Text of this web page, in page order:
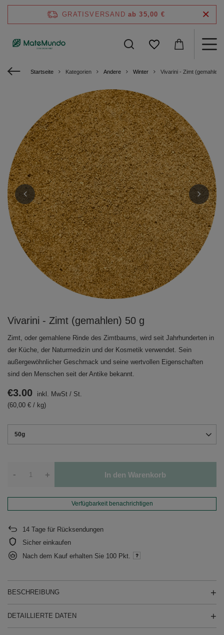
GRATISVERSAND ab 35,00 €
Startseite Kategorien Andere Winter Vivarini - Zimt (gemahlen)
Vivarini - Zimt (gemahlen) 50 g
Zimt, oder gemahlene Rinde des Zimtbaums, wird seit Jahrhunderten in
der Küche, der Naturmedizin und der Kosmetik verwendet. Sein
außergewöhnlicher Geschmack und seine wertvollen Eigenschaften
sind den Menschen seit der Antike bekannt.
50g
€3.00 inkl. MwSt / St.
(60,00 € / kg)
- + In den Warenkorb
Verfügbarkeit benachrichtigen
14 Tage für Rücksendungen
Sicher einkaufen
Nach dem Kauf erhalten Sie 100 Pkt.
BESCHREIBUNG
DETAILLIERTE DATEN